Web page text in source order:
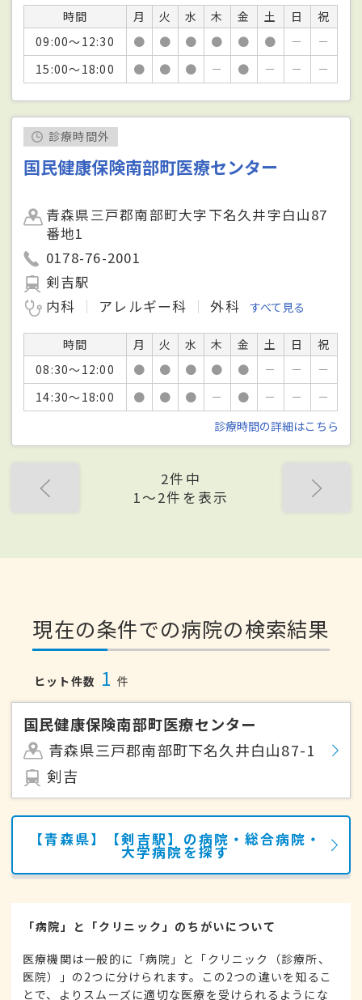
時間 月 火 水 木 金 土 日
祝
09:00～12:30
● ● ● ● ● ● －
－
15:00～18:00
● ● ● － ● － － －
診療時間外
国民健康保険南部町医療センター
青森県三戸郡南部町大字下名久井字白山87
番地1
0178-76-2001
剣吉駅
内科
アレルギー科 外科 すべて見る
時間 月 火 水 木 金 土 日
祝
08:30～12:00
● ● ● ● ● － －
－
14:30～18:00
● ● ● － ● － －
－
診療時間の詳細はこちら
2件中
1〜2件を表示
現在の条件での病院の検索結果
ヒット件数 1 件
国民健康保険南部町医療センター
青森県三戸郡南部町下名久井白山87-1
剣吉
【青森県】【剣吉駅】の病院・総合病院・
大学病院を探す
「病院」と「クリニック」のちがいについて
医療機関は一般的に「病院」と「クリニック（診療所、
医院）」の2つに分けられます。この2つの違いを知るこ
とで、よりスムーズに適切な医療を受けられるようにな